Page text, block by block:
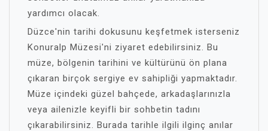
yardımcı olacak.
Düzce'nin tarihi dokusunu keşfetmek isterseniz
Konuralp Müzesi'ni ziyaret edebilirsiniz. Bu
müze, bölgenin tarihini ve kültürünü ön plana
çıkaran birçok sergiye ev sahipliği yapmaktadır.
Müze içindeki güzel bahçede, arkadaşlarınızla
veya ailenizle keyifli bir sohbetin tadını
çıkarabilirsiniz. Burada tarihle ilgili ilginç anılar